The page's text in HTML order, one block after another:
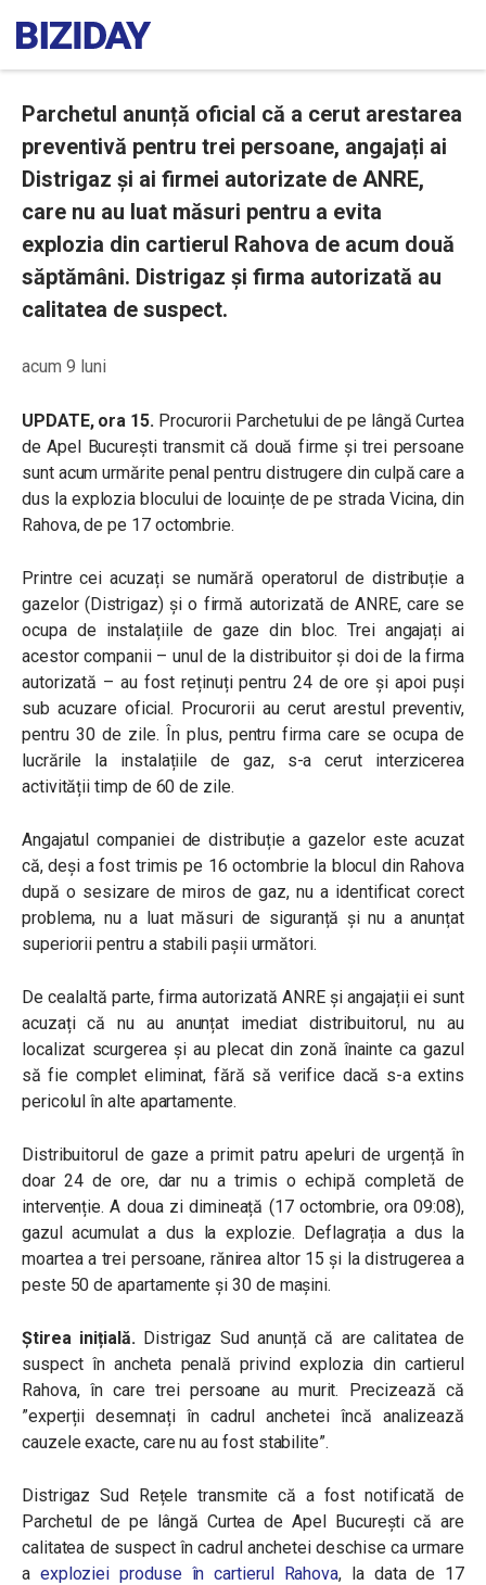
Parchetul anunță oficial că a cerut arestarea
preventivă pentru trei persoane, angajați ai
Distrigaz și ai firmei autorizate de ANRE,
care nu au luat măsuri pentru a evita
explozia din cartierul Rahova de acum două
săptămâni. Distrigaz și firma autorizată au
calitatea de suspect.
acum 9 luni
UPDATE, ora 15. Procurorii Parchetului de pe lângă Curtea
de Apel București transmit că două firme și trei persoane
sunt acum urmărite penal pentru distrugere din culpă care a
dus la explozia blocului de locuințe de pe strada Vicina, din
Rahova, de pe 17 octombrie.
Printre cei acuzați se numără operatorul de distribuție a
gazelor (Distrigaz) și o firmă autorizată de ANRE, care se
ocupa de instalațiile de gaze din bloc. Trei angajați ai
acestor companii – unul de la distribuitor și doi de la firma
autorizată – au fost reținuți pentru 24 de ore și apoi puși
sub acuzare oficial. Procurorii au cerut arestul preventiv,
pentru 30 de zile. În plus, pentru firma care se ocupa de
lucrările la instalațiile de gaz, s-a cerut interzicerea
activității timp de 60 de zile.
Angajatul companiei de distribuție a gazelor este acuzat
că, deși a fost trimis pe 16 octombrie la blocul din Rahova
după o sesizare de miros de gaz, nu a identificat corect
problema, nu a luat măsuri de siguranță și nu a anunțat
superiorii pentru a stabili pașii următori.
De cealaltă parte, firma autorizată ANRE și angajații ei sunt
acuzați că nu au anunțat imediat distribuitorul, nu au
localizat scurgerea și au plecat din zonă înainte ca gazul
să fie complet eliminat, fără să verifice dacă s-a extins
pericolul în alte apartamente.
Distribuitorul de gaze a primit patru apeluri de urgență în
doar 24 de ore, dar nu a trimis o echipă completă de
intervenție. A doua zi dimineață (17 octombrie, ora 09:08),
gazul acumulat a dus la explozie. Deflagrația a dus la
moartea a trei persoane, rănirea altor 15 și la distrugerea a
peste 50 de apartamente și 30 de mașini.
Știrea inițială. Distrigaz Sud anunță că are calitatea de
suspect în ancheta penală privind explozia din cartierul
Rahova, în care trei persoane au murit. Precizează că
”experții desemnați în cadrul anchetei încă analizează
cauzele exacte, care nu au fost stabilite”.
Distrigaz Sud Rețele transmite că a fost notificată de
Parchetul de pe lângă Curtea de Apel București că are
calitatea de suspect în cadrul anchetei deschise ca urmare
a exploziei produse în cartierul Rahova, la data de 17